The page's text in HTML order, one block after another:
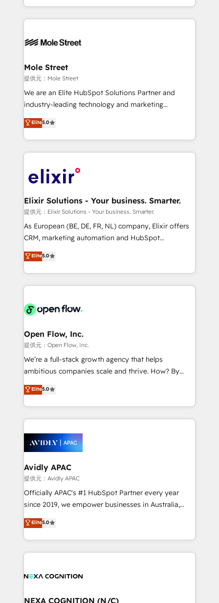
Technical Execution: ERP, EMR and Custom
Integrations; complex builds delivered in weeks, not
workflows; automation agents; process optimization
Healthcare: HIPAA implementations; secure data
workflows 💼 Financial Services: compliant
workflows; audit-ready reporting ⚖️ Legal: client
intake; pipeline and document workflows 🛒 E-
revenue automation 🏢 Real Estate: deal pipelines;
portfolio and lifecycle management 🏭
HIPAA-aware; CASL-compliant; GDPR-ready
implementations where required 💡 Why 500+
built to scale.
Mole Street
提供元：Mole Street
We are an Elite HubSpot Solutions Partner and
industry-leading technology and marketing
consultancy. Our focus is on enterprise and mid-
market B2B companies globally that want a strategic
approach to execute their goals through creative
applications of our solutions; Technical HubSpot
Design, Migrations + Integrations. Mole Street’s
greatness, which is achieved through creating
absolute clarity, derived from a well-defined
strategy, executed well, and reported on with clear
results. The culture is driven by core values; Joy, Grit,
Mindedness, and Clarity. We are driven to win for the
collective good of the company and its clientele, and
things are happening.
Elite5.0
Elixir Solutions - Your business. Smarter.
提供元：Elixir Solutions - Your business. Smarter.
As European (BE, DE, FR, NL) company, Elixir offers
CRM, marketing automation and HubSpot
integration products and services to mid-market
and enterprise customers. We ensure that your sales,
service and marketing department operates in the
most effective way, while at the same time
integrated buyers journey. Elixir is located in
and Amsterdam. Elixir is a first mover and leader
when it comes to HubSpot sales and service
implementations, highly renowned for our business
acumen, process (re-)design experience and a
integrate HubSpot with complex solutions like SAP,
MicroSoft, custom solutions,... Our company also has
Retail execution, CPQ, customer portals and
HubSpot CMS developments. And we're champions
Elite5.0
Open Flow, Inc.
提供元：Open Flow, Inc.
We’re a full-stack growth agency that helps
ambitious companies scale and thrive. How? By
upgrading and streamlining every single revenue-
generating aspect of your business. We’re proud
HubSpot Elite Solutions Partners and devout CRM
nerds who can harness HubSpot’s custom digital
experience. Working hand-in-hand with your team,
we’ll assemble a RevOps machine that drives more
traffic, generates better leads and crushes your
revenue goals. We've worked with thousands of
HubSpot customers and we'd love to work with you
too! Clients come to us for: Advanced CRM solutions
HubSpot Data System Migrations between systems
to HubSpot New lead generation strategies Time-
Elite5.0
Avidly APAC
提供元：Avidly APAC
Officially APAC's #1 HubSpot Partner every year
since 2019, we empower businesses in Australia,
New Zealand, and globally to realise their full
potential through enterprise HubSpot CRM
implementation. And we deliver best practice across
the whole HubSpot platform, covering marketing,
all businesses, from start-up to Enterprise, and have
the world. Our human approach to digital
Elite5.0
NEXA COGNITION (N/C)